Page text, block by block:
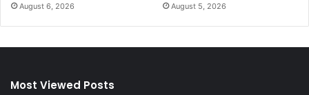
August 6, 2026 August 5, 2026
Most Viewed Posts